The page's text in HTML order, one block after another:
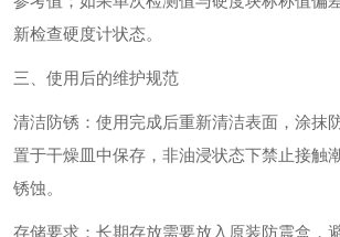
新检查硬度计状态。
三、使用后的维护规范
清洁防锈‌：使用完成后重新清洁表面，涂抹
置于干燥皿中保存，非油浸状态下禁止接触
锈蚀。
存储要求‌：长期存放需要放入原装防震盒，